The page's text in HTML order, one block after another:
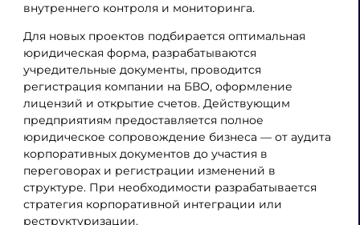
внутреннего контроля и мониторинга.
Для новых проектов подбирается оптимальная
юридическая форма, разрабатываются
учредительные документы, проводится
регистрация компании на БВО, оформление
лицензий и открытие счетов. Действующим
предприятиям предоставляется полное
юридическое сопровождение бизнеса — от аудита
корпоративных документов до участия в
переговорах и регистрации изменений в
структуре. При необходимости разрабатывается
стратегия корпоративной интеграции или
реструктуризации.